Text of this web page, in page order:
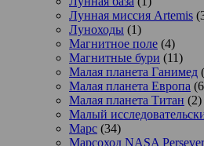
Лунная миссия Artemis
Луноходы (1)
Магнитное поле (4)
Магнитные бури (11)
Малая планета Ганимед
Малая планета Европа
Малая планета Титан (2)
Малый
Марс (34)
Марсоход NASA